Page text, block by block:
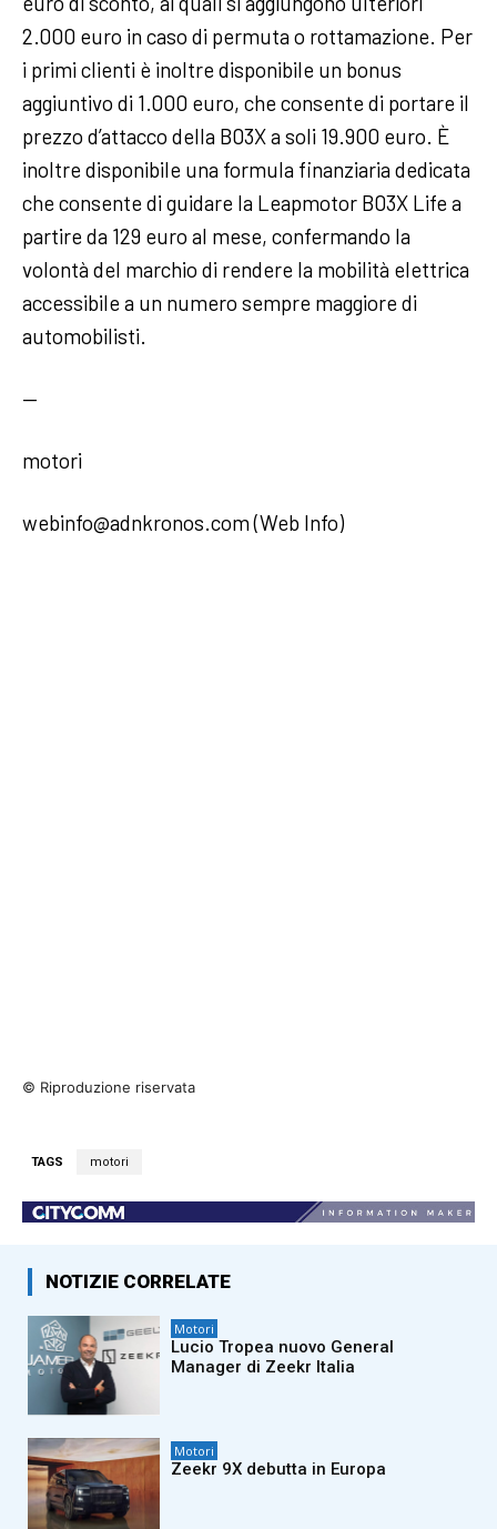
2.000 euro in caso di permuta o rottamazione. Per
i primi clienti è inoltre disponibile un bonus
aggiuntivo di 1.000 euro, che consente di portare il
prezzo d’attacco della B03X a soli 19.900 euro. È
inoltre disponibile una formula finanziaria dedicata
che consente di guidare la Leapmotor B03X Life a
partire da 129 euro al mese, confermando la
volontà del marchio di rendere la mobilità elettrica
accessibile a un numero sempre maggiore di
automobilisti.
—
motori
webinfo@adnkronos.com (Web Info)
© Riproduzione riservata
TAGS motori
NOTIZIE CORRELATE
Motori
Lucio Tropea nuovo General
Manager di Zeekr Italia
Motori
Zeekr 9X debutta in Europa